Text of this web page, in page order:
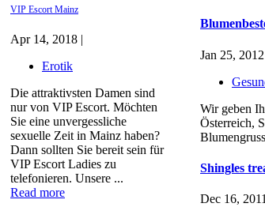
VIP Escort Mainz
Apr 14, 2018 |
Erotik
Die attraktivsten Damen sind
nur von VIP Escort. Möchten
Sie eine unvergessliche
sexuelle Zeit in Mainz haben?
Dann sollten Sie bereit sein für
VIP Escort Ladies zu
telefonieren. Unsere ...
Read more
Jan 25,
Wir geben
Österreich,
Shingles
Dec 16,